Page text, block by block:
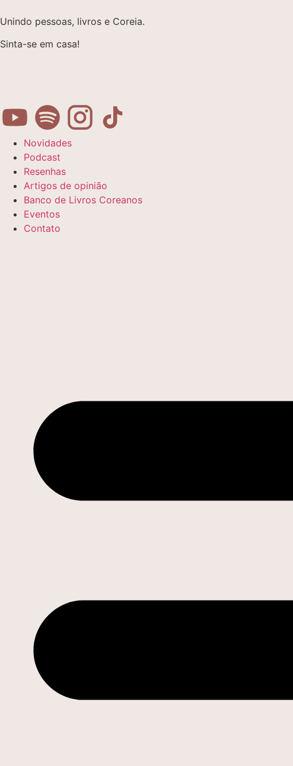
Unindo pessoas, livros e Coreia.
Sinta-se em casa!
Novidades
Podcast
Resenhas
Artigos de opinião
Banco de Livros Coreanos
Eventos
Contato